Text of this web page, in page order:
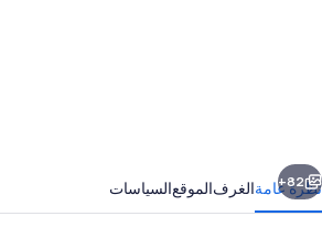
التالي
82+
نظرة عامةالغرفالموقعالسياسات